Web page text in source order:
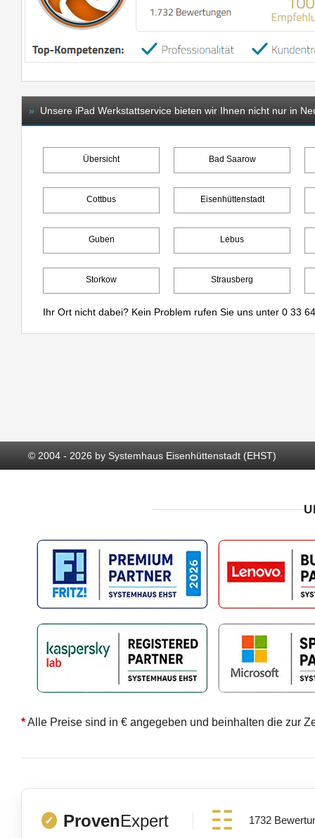
» Unsere iPad Werkstattservice bieten wir Ihnen nicht nur in
Übersicht Bad Saarow
Cottbus Eisenhüttenstadt
Guben Lebus
Storkow Strausberg
Ihr Ort nicht dabei? Kein Problem rufen Sie uns unter 0 33
© 2004 - 2026 by Systemhaus Eisenhüttenstadt (EHST)
*Alle Preise sind in € angegeben und beinhalten die zur
✓ ProvenExpert 1732